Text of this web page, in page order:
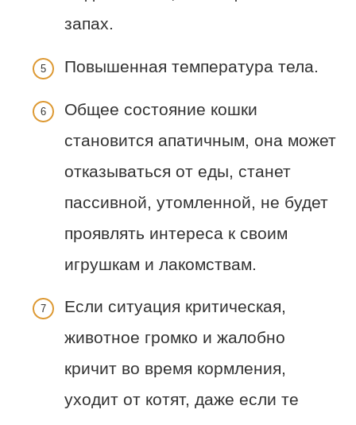
запах.
Повышенная температура тела.
Общее состояние кошки
становится апатичным, она может
отказываться от еды, станет
пассивной, утомленной, не будет
проявлять интереса к своим
игрушкам и лакомствам.
Если ситуация критическая,
животное громко и жалобно
кричит во время кормления,
уходит от котят, даже если те